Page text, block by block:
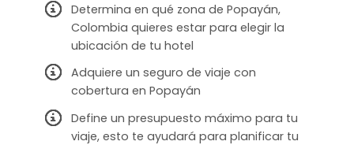
Determina en qué zona de Popayán,
Colombia quieres estar para elegir la
ubicación de tu hotel
Adquiere un seguro de viaje con
cobertura en Popayán
Define un presupuesto máximo para tu
viaje, esto te ayudará para planificar tu